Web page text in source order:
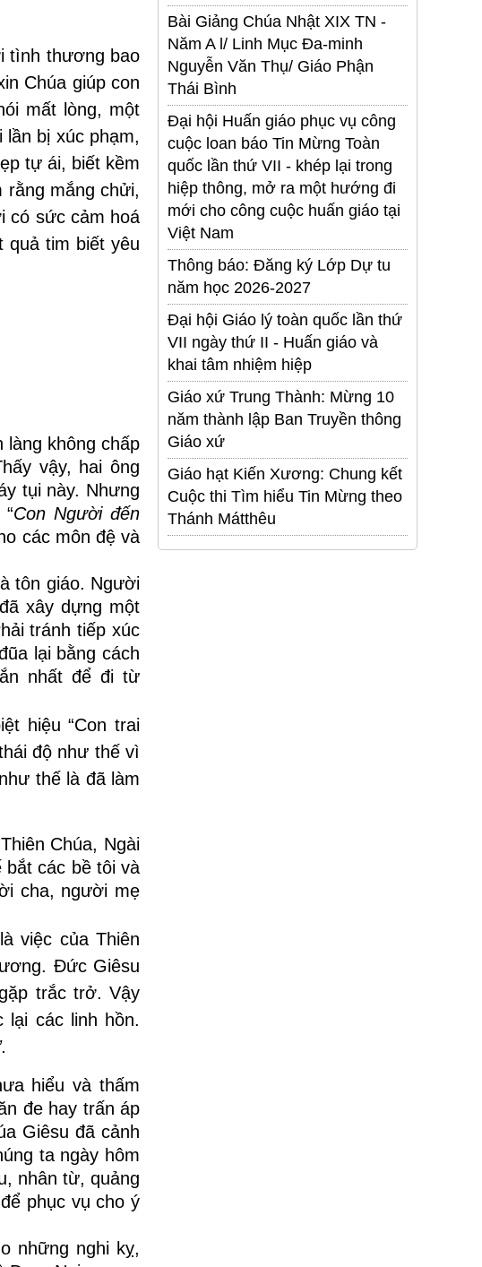
tình thương bao
Chúa giúp con
mất lòng, một
bị xúc phạm,
tự ái, biết kềm
rằng mắng chửi,
có sức cảm hoá
quả tim biết yêu
không chấp
vậy, hai ông
tụi này. Nhưng
Con Người đến
các môn đệ và
tôn giáo. Người
xây dựng một
tránh tiếp xúc
lại bằng cách
nhất để đi từ
hiệu “Con trai
độ như thế vì
thế là đã làm
Chúa, Ngài
bắt các bề tôi và
cha, người mẹ
việc của Thiên
Đức Giêsu
trắc trở. Vậy
lại các linh hồn.
hiểu và thấm
đe hay trấn áp
Giêsu đã cảnh
ta ngày hôm
nhân từ, quảng
phục vụ cho ý
những nghi kỵ,
Bài Giảng Chúa Nhật XIX TN -
Năm A l/ Linh Mục Đa-minh
Nguyễn Văn Thụ/ Giáo Phận
Thái Bình
Đại hội Huấn giáo phục vụ công
cuộc loan báo Tin Mừng Toàn
quốc lần thứ VII - khép lại trong
hiệp thông, mở ra một hướng đi
mới cho công cuộc huấn giáo tại
Việt Nam
Thông báo: Đăng ký Lớp Dự tu
năm học 2026-2027
Đại hội Giáo lý toàn quốc lần thứ
VII ngày thứ II - Huấn giáo và
khai tâm nhiệm hiệp
Giáo xứ Trung Thành: Mừng 10
năm thành lập Ban Truyền thông
Giáo xứ
Giáo hạt Kiến Xương: Chung kết
Cuộc thi Tìm hiểu Tin Mừng theo
Thánh Mátthêu